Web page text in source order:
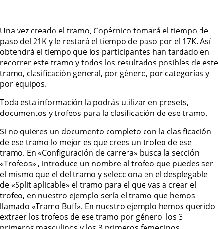
Una vez creado el tramo, Copérnico tomará el tiempo de
paso del 21K y le restará el tiempo de paso por el 17K. Así
obtendrá el tiempo que los participantes han tardado en
recorrer este tramo y todos los resultados posibles de este
tramo, clasificación general, por género, por categorías y
por equipos.
Toda esta información la podrás utilizar en presets,
documentos y trofeos para la clasificación de ese tramo.
Si no quieres un documento completo con la clasificación
de ese tramo lo mejor es que crees un trofeo de ese
tramo. En «Configuración de carrera» busca la sección
«Trofeos» , introduce un nombre al trofeo que puedes ser
el mismo que el del tramo y selecciona en el desplegable
de «Split aplicable» el tramo para el que vas a crear el
trofeo, en nuestro ejemplo sería el tramo que hemos
llamado «Tramo Buff». En nuestro ejemplo hemos querido
extraer los trofeos de ese tramo por género: los 3